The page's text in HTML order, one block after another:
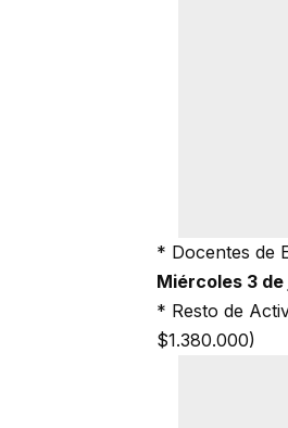
* Docentes de
Miércoles 3 de
* Resto de
$1.380.000)